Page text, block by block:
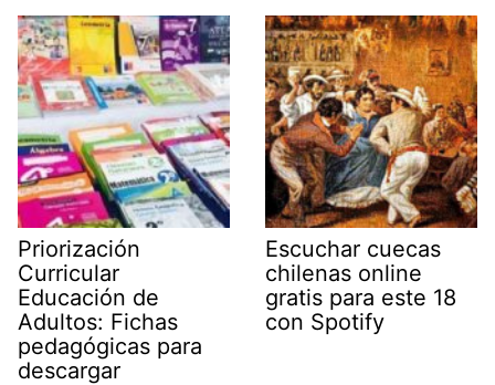
Priorización
Curricular
Educación de
Adultos: Fichas
pedagógicas para
descargar
Escuchar cuecas
chilenas online
gratis para este 18
con Spotify